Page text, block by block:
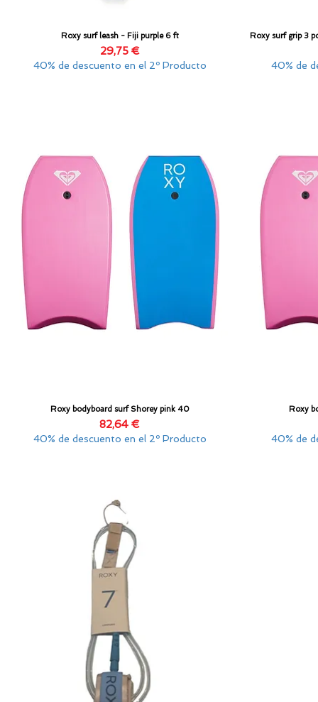
Vista rápida
Roxy surf leash - Fiji purple 6 ft
Precio
29,75 €
40% de descuento en el 2º Producto
Roxy surf grip 3
40% de
Vista rápida
Roxy bodyboard surf Shorey pink 40
Precio
82,64 €
40% de descuento en el 2º Producto
Roxy
40% de